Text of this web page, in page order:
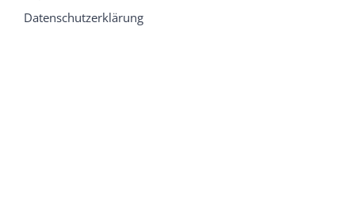
Datenschutzerklärung